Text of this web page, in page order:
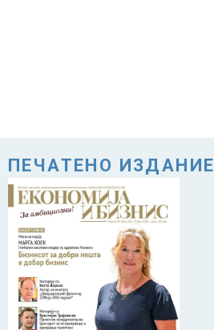
ПЕЧАТЕНО ИЗДАНИЕ